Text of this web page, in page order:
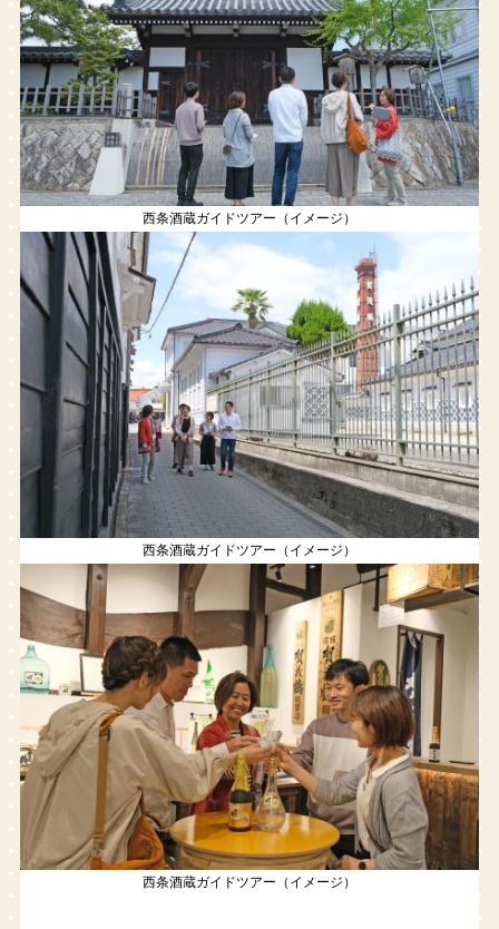
西条酒蔵ガイドツアー（イメージ）
西条酒蔵ガイドツアー（イメージ）
西条酒蔵ガイドツアー（イメージ）